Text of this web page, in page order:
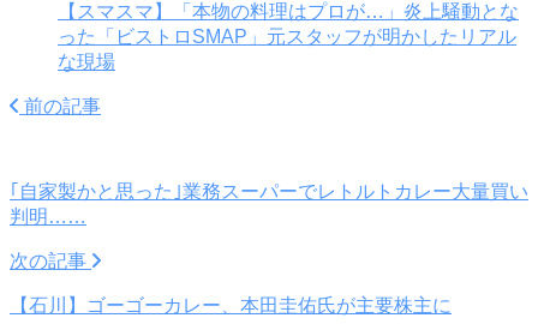
【スマスマ】「本物の料理はプロが…」炎上騒動とな
った「ビストロSMAP」元スタッフが明かしたリアル
な現場
前の記事
｢自家製かと思った｣業務スーパーでレトルトカレー大量買い
判明……
次の記事
【石川】ゴーゴーカレー、本田圭佑氏が主要株主に